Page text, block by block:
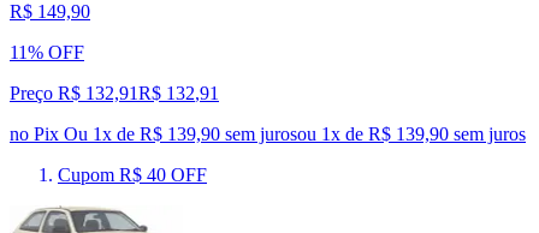
R$ 149,90
11% OFF
Preço R$ 132,91R$ 132,91
no Pix Ou 1x de R$ 139,90 sem jurosou 1x de R$ 139,90 sem juros
Cupom R$ 40 OFF